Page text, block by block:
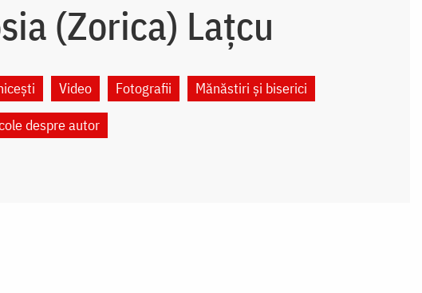
(Zorica) Lațcu
Video Fotografii
Mănăstiri și biserici
despre autor